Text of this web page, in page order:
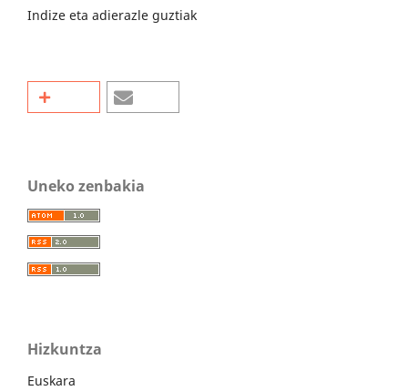
Indize eta adierazle guztiak
Uneko zenbakia
Hizkuntza
Euskara